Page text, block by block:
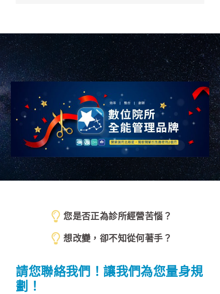
您是否正為診所經營苦惱？
想改變，卻不知從何著手？
請您聯絡我們！讓我們為您量身規
劃！